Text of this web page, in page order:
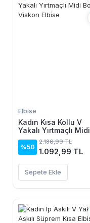
Elbise
Kadın Kısa Kollu V
Yakalı Yırtmaçlı Midi
Boy Viskon Elbise
%50
2.186,99 TL
1.092,99 TL
Sepete Ekle